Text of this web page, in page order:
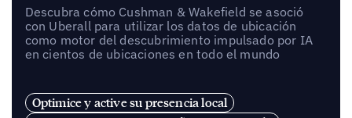
Descubra cómo Cushman & Wakefield se asoció
con Uberall para utilizar los datos de ubicación
como motor del descubrimiento impulsado por IA
en cientos de ubicaciones en todo el mundo
Optimice y active su presencia local